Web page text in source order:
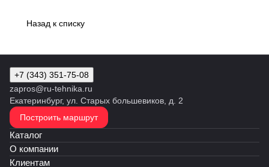
Назад к списку
+7 (343) 351-75-08
zapros@ru-tehnika.ru
Екатеринбург, ул. Старых большевиков, д. 2
Построить маршрут
Каталог
О компании
Клиентам